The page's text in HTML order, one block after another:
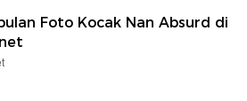
Foto Kocak Nan Absurd di